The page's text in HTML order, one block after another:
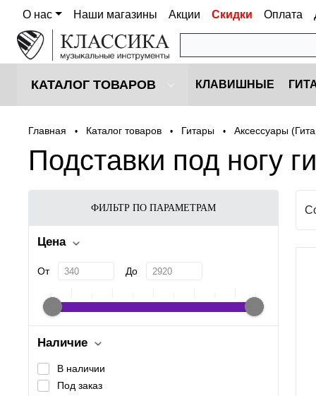
О нас Наши магазины Акции Скидки Оплата
КАТАЛОГ ТОВАРОВ КЛАВИШНЫЕ
Главная • Каталог товаров • Гитары • Аксессуары
Подставки под ногу
ФИЛЬТР ПО ПАРАМЕТРАМ
Цена
От До
Наличие
В наличии
Под заказ